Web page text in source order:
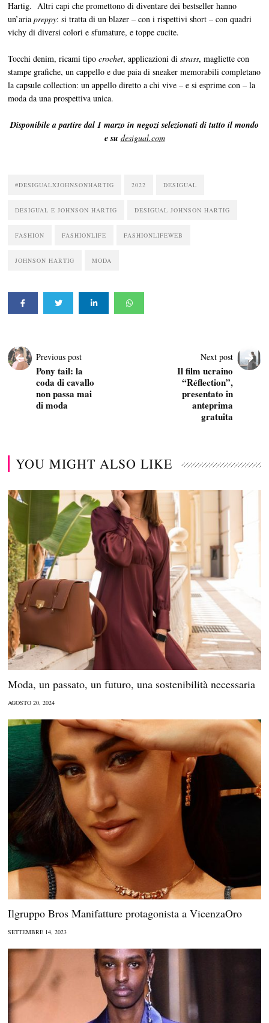
Hartig. Altri capi che promettono di diventare dei bestseller hanno
un’ariapreppy: si tratta di un blazer – con i rispettivi short – con quadri
vichy di diversi colori e sfumature, e toppe cucite.
Tocchi denim, ricami tipocrochet, applicazioni distrass, magliette con
stampe grafiche, un cappello e due paia di sneaker memorabili completano
la capsule collection: un appello diretto a chi vive – e si esprime con – la
moda da una prospettiva unica.
Disponibile a partire dal 1 marzo in negozi selezionati di tutto il mondo
e su desigual.com
#DESIGUALXJOHNSONHARTIG 2022 DESIGUAL
DESIGUAL E JOHNSON HARTIG DESIGUAL JOHNSON HARTIG
FASHION FASHIONLIFE FASHIONLIFEWEB
JOHNSON HARTIG MODA
Previous post
Pony tail: la
coda di cavallo
non passa mai
di moda
Next post
Il film ucraino
“Réflection”,
presentato in
anteprima
gratuita
YOU MIGHT ALSO LIKE
Moda, un passato, un futuro, una sostenibilità necessaria
AGOSTO 20, 2024
Ilgruppo Bros Manifatture protagonista a VicenzaOro
SETTEMBRE 14, 2023